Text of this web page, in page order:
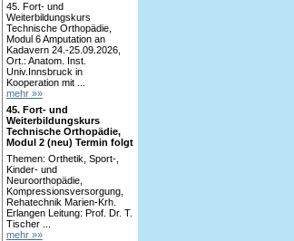
45. Fort- und
Weiterbildungskurs
Technische Orthopädie,
Modul 6 Amputation an
Kadavern 24.-25.09.2026,
Ort.: Anatom. Inst.
Univ.Innsbruck in
Kooperation mit ...
mehr »»
45. Fort- und
Weiterbildungskurs
Technische Orthopädie,
Modul 2 (neu) Termin folgt
Themen: Orthetik, Sport-,
Kinder- und
Neuroorthopädie,
Kompressionsversorgung,
Rehatechnik Marien-Krh.
Erlangen Leitung: Prof. Dr. T.
Tischer ...
mehr »»